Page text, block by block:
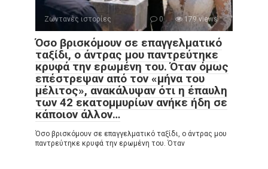
Ζωντανές ιστορίες 0 179 views
Όσο βρισκόμουν σε επαγγελματικό
ταξίδι, ο άντρας μου παντρεύτηκε
κρυφά την ερωμένη του. Όταν όμως
επέστρεψαν από τον «μήνα του
μέλιτος», ανακάλυψαν ότι η έπαυλη
των 42 εκατομμυρίων ανήκε ήδη σε
κάποιον άλλον…
Όσο βρισκόμουν σε επαγγελματικό ταξίδι, ο άντρας μου
παντρεύτηκε κρυφά την ερωμένη του. Όταν